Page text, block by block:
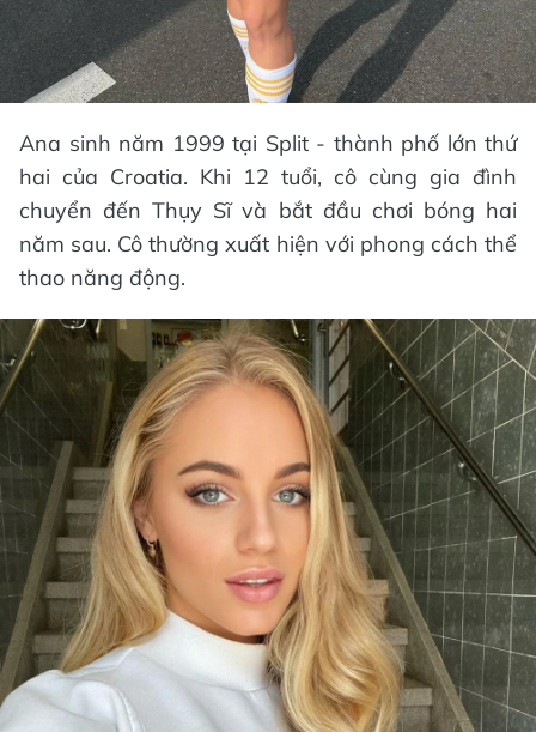
Ana sinh năm 1999 tại Split - thành phố lớn thứ
hai của Croatia. Khi 12 tuổi, cô cùng gia đình
chuyển đến Thụy Sĩ và bắt đầu chơi bóng hai
năm sau. Cô thường xuất hiện với phong cách thể
thao năng động.